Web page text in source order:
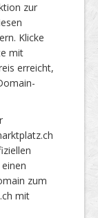
zur
Klicke
mit
erreicht,
zum
mit